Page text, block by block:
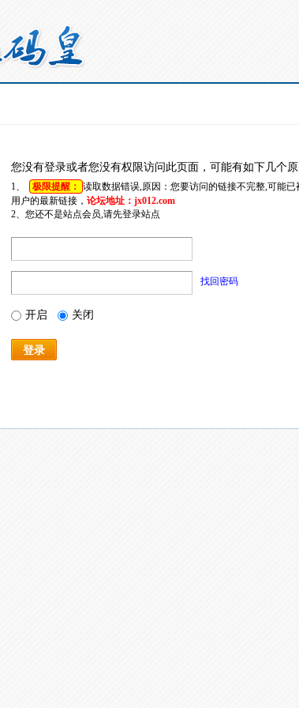
您没有登录或者您没有权限访问此页面，可能有如下几个原
1、 极限提醒： 读取数据错误,原因：您要访问的链接不完整,可能
用户的最新链接， 论坛地址：jx012.com
2、您还不是站点会员,请先登录站点
找回密码
开启 关闭
登录